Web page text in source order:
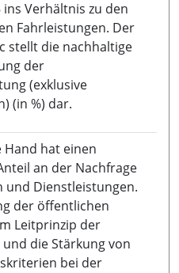
ins Verhältnis zu den
Fahrleistungen. Der
stellt die nachhaltige
der
(exklusive
(in %) dar.
hat einen
an der Nachfrage
und Dienstleistungen.
der öffentlichen
Leitprinzip der
die Stärkung von
bei der